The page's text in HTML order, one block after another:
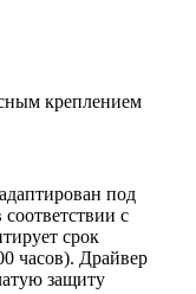
креплением
под
с
срок
часов). Драйвер
защиту